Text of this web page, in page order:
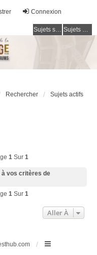
Connexion
Sujets sans réponse Sujets actifs
Rechercher Sujets actifs
1Sur 1
à vos critères de
1Sur 1
Aller À